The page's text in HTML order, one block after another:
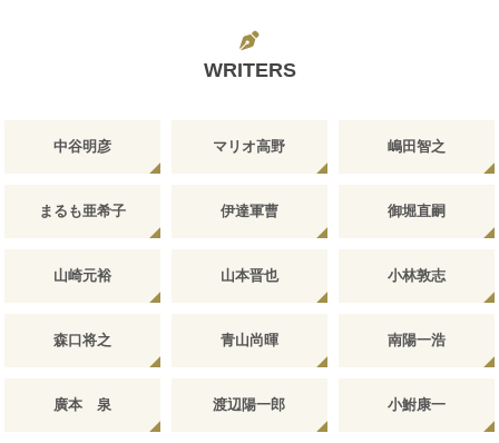
WRITERS
中谷明彦 マリオ高野 嶋田智之
まるも亜希子 伊達軍曹 御堀直嗣
山崎元裕 山本晋也 小林敦志
森口将之 青山尚暉 南陽一浩
廣本 泉 渡辺陽一郎 小鮒康一